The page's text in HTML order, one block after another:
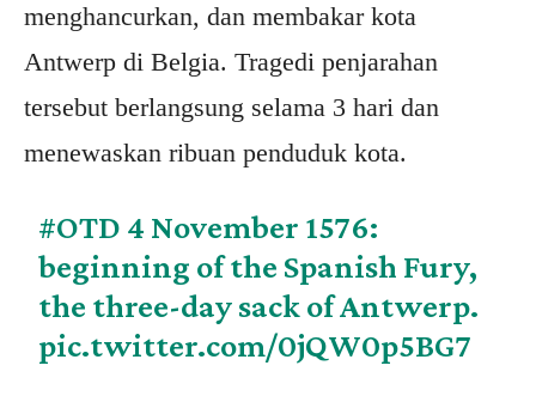
menghancurkan, dan membakar kota
Antwerp di Belgia. Tragedi penjarahan
tersebut berlangsung selama 3 hari dan
menewaskan ribuan penduduk kota.
#OTD 4 November 1576:
beginning of the Spanish Fury,
the three-day sack of Antwerp.
pic.twitter.com/0jQW0p5BG7